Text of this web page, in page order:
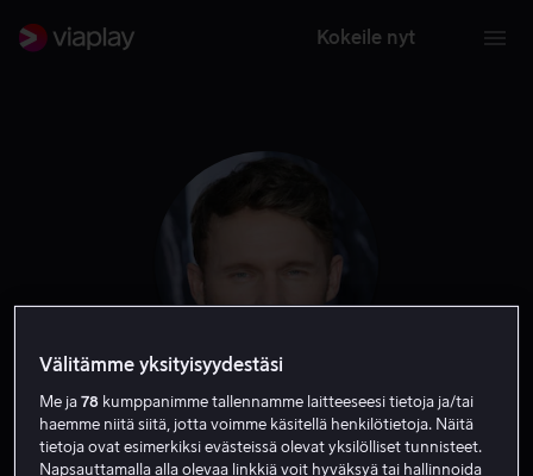
Kokeile nyt
Scott Haze
Välitämme yksityisyydestäsi
Me ja78 kumppanimme tallennamme laitteeseesi tietoja ja/tai
haemme niitä siitä, jotta voimme käsitellä henkilötietoja. Näitä
tietoja ovat esimerkiksi evästeissä olevat yksilölliset tunnisteet.
Napsauttamalla alla olevaa linkkiä voit hyväksyä tai hallinnoida